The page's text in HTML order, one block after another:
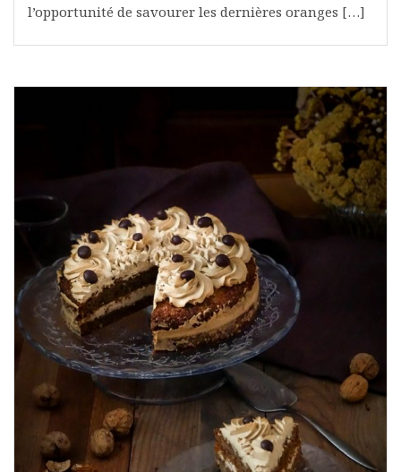
l’opportunité de savourer les dernières oranges […]